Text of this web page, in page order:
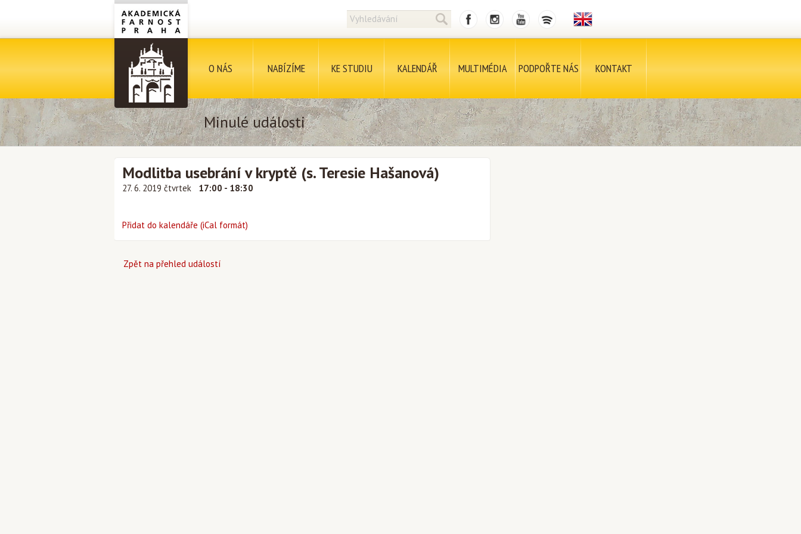
O NÁS NABÍZÍME KE STUDIU KALENDÁŘ MULTIMÉDIA PODPOŘTE NÁS KONTAKT
Minulé události
Modlitba usebrání v kryptě (s. Teresie Hašanová)
27. 6. 2019 čtvrtek 17:00 - 18:30
Přidat do kalendáře (iCal formát)
Zpět na přehled událostí